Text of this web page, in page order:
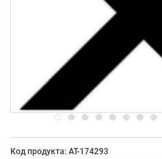
Код продукта: AT-174293